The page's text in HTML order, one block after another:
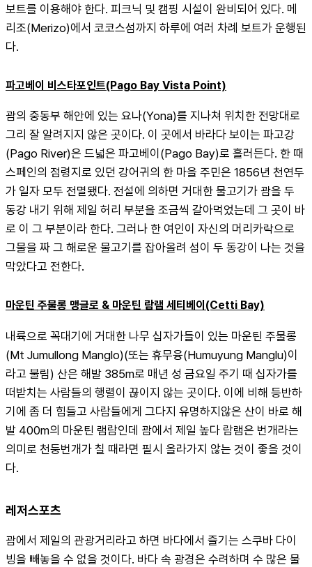
보트를 이용해야 한다. 피크닉 및 캠핑 시설이 완비되어 있다. 메
리조(Merizo)에서 코코스섬까지 하루에 여러 차례 보트가 운행된
다.
파고베이 비스타포인트(Pago Bay Vista Point)
괌의 중동부 해안에 있는 요나(Yona)를 지나쳐 위치한 전망대로
그리 잘 알려지지 않은 곳이다. 이 곳에서 바라다 보이는 파고강
(Pago River)은 드넓은 파고베이(Pago Bay)로 흘러든다. 한 때
스페인의 점령지로 있던 강어귀의 한 마을 주민은 1856년 천연두
가 일자 모두 전멸됐다. 전설에 의하면 거대한 물고기가 괌을 두
동강 내기 위해 제일 허리 부분을 조금씩 갈아먹었는데 그 곳이 바
로 이 그 부분이라 한다. 그러나 한 여인이 자신의 머리카락으로
그물을 짜 그 해로운 물고기를 잡아올려 섬이 두 동강이 나는 것을
막았다고 전한다.
마운틴 주물롱 맹글로 & 마운틴 람램 세티베이(Cetti Bay)
내륙으로 꼭대기에 거대한 나무 십자가들이 있는 마운틴 주물롱
(Mt Jumullong Manglo)(또는 휴무융(Humuyung Manglu)이
라고 불림) 산은 해발 385m로 매년 성 금요일 주기 때 십자가를
떠받치는 사람들의 행렬이 끊이지 않는 곳이다. 이에 비해 등반하
기에 좀 더 힘들고 사람들에게 그다지 유명하지않은 산이 바로 해
발 400m의 마운틴 램람인데 괌에서 제일 높다 람램은 번개라는
의미로 천둥번개가 칠 때라면 필시 올라가지 않는 것이 좋을 것이
다.
레저스포츠
괌에서 제일의 관광거리라고 하면 바다에서 즐기는 스쿠바 다이
빙을 빼놓을 수 없을 것이다. 바다 속 광경은 수려하며 수 많은 물